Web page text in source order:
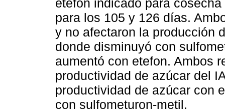
para los 105 y 126 días.
y no afectaron la producción
donde disminuyó con
aumentó con etefon. Ambos
productividad de azúcar del
productividad de azúcar con
con sulfometuron-metil.